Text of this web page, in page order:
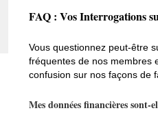
FAQ : Vos Interrogations
Vous questionnez peut-être
fréquentes de nos membres
confusion sur nos façons de
Mes données financières